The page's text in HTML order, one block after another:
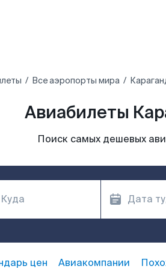
Все аэропорты мира
Авиабилеты
Поиск самых дешевых
цен Авиакомпании